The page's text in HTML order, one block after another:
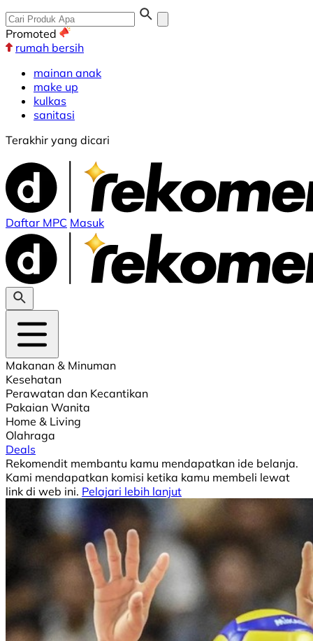
Promoted
rumah bersih
mainan anak
make up
kulkas
sanitasi
Terakhir yang dicari
Daftar MPC Masuk
Makanan & Minuman
Kesehatan
Perawatan dan Kecantikan
Pakaian Wanita
Home & Living
Olahraga
Deals
Rekomendit membantu kamu mendapatkan ide belanja.
Kami mendapatkan komisi ketika kamu membeli lewat
link di web ini. Pelajari lebih lanjut